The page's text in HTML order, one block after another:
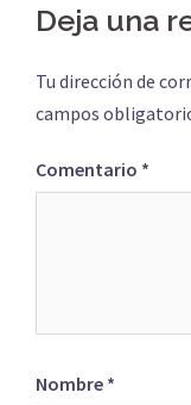
Deja una
Tu dirección de
campos
Comentario *
Nombre *